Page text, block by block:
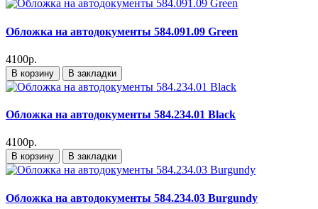
Обложка на автодокументы 584.091.09 Green
4100р.
В корзину В закладки
Обложка на автодокументы 584.234.01 Black
4100р.
В корзину В закладки
Обложка на автодокументы 584.234.03 Burgundy